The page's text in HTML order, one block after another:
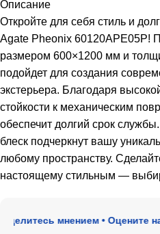
Описание
Откройте для себя стиль и
Agate Pheonix 60120APE05P!
размером 600×1200 мм и
подойдет для создания
экстерьера. Благодаря
стойкости к механическим
обеспечит долгий срок
блеск подчеркнут вашу
любому пространству.
настоящему стильным —
мнением • Оцените наш